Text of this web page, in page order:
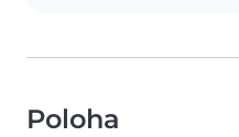
Poloha